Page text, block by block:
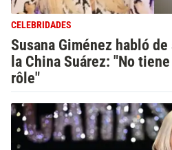
CELEBRIDADES
Susana Giménez habló
la China Suárez: "No
rôle"